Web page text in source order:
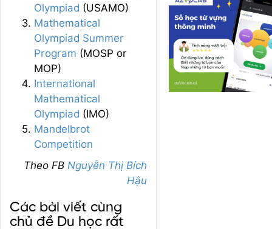
Olympiad (USAMO)
Mathematical
Olympiad Summer
Program (MOSP or
MOP)
International
Mathematical
Olympiad (IMO)
Mandelbrot
Competition
Theo FB Nguyễn Thị Bích
Hậu
Các bài viết cùng
chủ đề Du học rất